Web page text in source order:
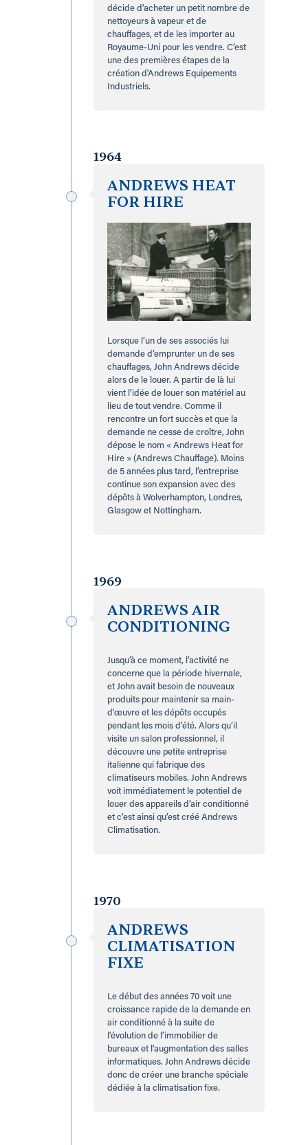
décide d'acheter un petit nombre de
nettoyeurs à vapeur et de
chauffages, et de les importer au
Royaume-Uni pour les vendre. C’est
une des premières étapes de la
création d'Andrews Equipements
Industriels.
1964
ANDREWS HEAT
FOR HIRE
Lorsque l’un de ses associés lui
demande d’emprunter un de ses
chauffages, John Andrews décide
alors de le louer. A partir de là lui
vient l’idée de louer son matériel au
lieu de tout vendre. Comme il
rencontre un fort succès et que la
demande ne cesse de croître, John
dépose le nom « Andrews Heat for
Hire » (Andrews Chauffage). Moins
de 5 années plus tard, l’entreprise
continue son expansion avec des
dépôts à Wolverhampton, Londres,
Glasgow et Nottingham.
1969
ANDREWS AIR
CONDITIONING
Jusqu’à ce moment, l’activité ne
concerne que la période hivernale,
et John avait besoin de nouveaux
produits pour maintenir sa main-
d'œuvre et les dépôts occupés
pendant les mois d'été. Alors qu’il
visite un salon professionnel, il
découvre une petite entreprise
italienne qui fabrique des
climatiseurs mobiles. John Andrews
voit immédiatement le potentiel de
louer des appareils d’air conditionné
et c’est ainsi qu’est créé Andrews
Climatisation.
1970
ANDREWS
CLIMATISATION
FIXE
Le début des années 70 voit une
croissance rapide de la demande en
air conditionné à la suite de
l'évolution de l’immobilier de
bureaux et l'augmentation des salles
informatiques. John Andrews décide
donc de créer une branche spéciale
dédiée à la climatisation fixe.